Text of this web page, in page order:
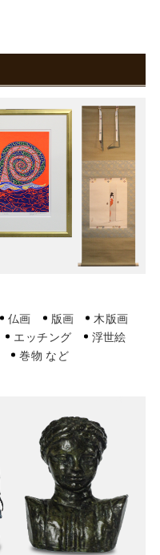
仏画 版画
木版画
エッチング
浮世絵
巻物